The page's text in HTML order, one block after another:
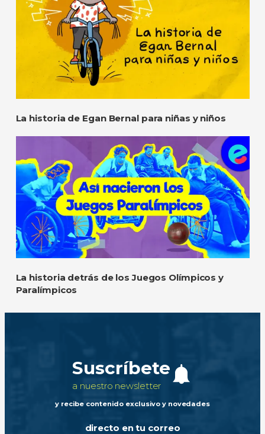
La historia de Egan Bernal para niñas y niños
La historia detrás de los Juegos Olímpicos y
Paralímpicos
Suscríbete
a nuestro newsletter
y recibe contenido exclusivo y novedades
directo en tu correo